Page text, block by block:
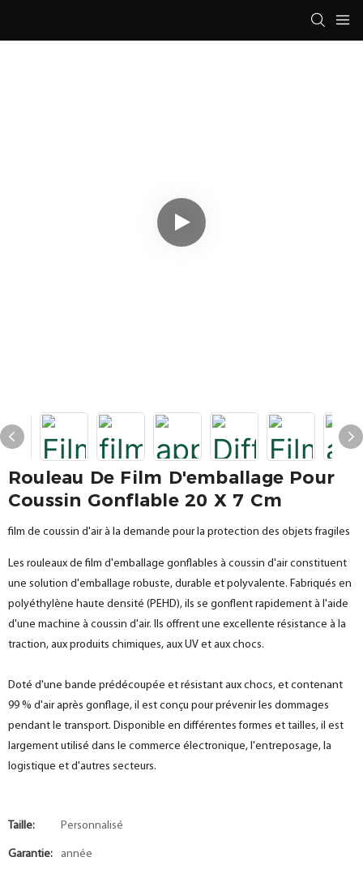
Rouleau De Film D'emballage Pour
Coussin Gonflable 20 X 7 Cm
film de coussin d'air à la demande pour la protection des objets fragiles
Les rouleaux de film d'emballage gonflables à coussin d'air constituent
une solution d'emballage robuste, durable et polyvalente. Fabriqués en
polyéthylène haute densité (PEHD), ils se gonflent rapidement à l'aide
d'une machine à coussin d'air. Ils offrent une excellente résistance à la
traction, aux produits chimiques, aux UV et aux chocs.
Doté d'une bande prédécoupée et résistant aux chocs, et contenant
99 % d'air après gonflage, il est conçu pour prévenir les dommages
pendant le transport. Disponible en différentes formes et tailles, il est
largement utilisé dans le commerce électronique, l'entreposage, la
logistique et d'autres secteurs.
Taille: Personnalisé
Garantie: année